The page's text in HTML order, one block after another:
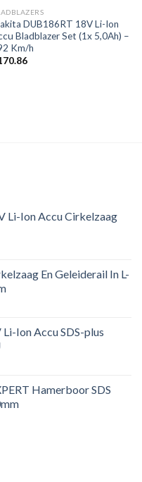
DUB186RT 18V Li-Ion
Bladblazer Set (1x 5,0Ah) –
Km/h
Li-Ion Accu Cirkelzaag
En Geleiderail In L-
Ion Accu SDS-plus
Hamerboor SDS